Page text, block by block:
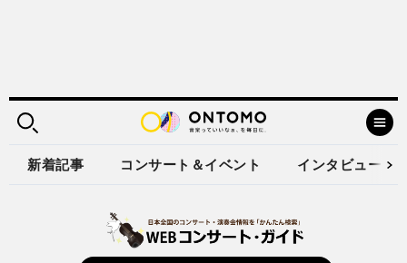
新着記事 コンサート＆イベント インタビュー